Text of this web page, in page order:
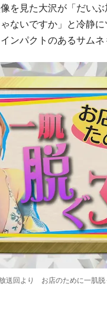
を見た大沢が「だい
ないですか」と冷静
ンパクトのあるサムネ
送回より お店のために一肌